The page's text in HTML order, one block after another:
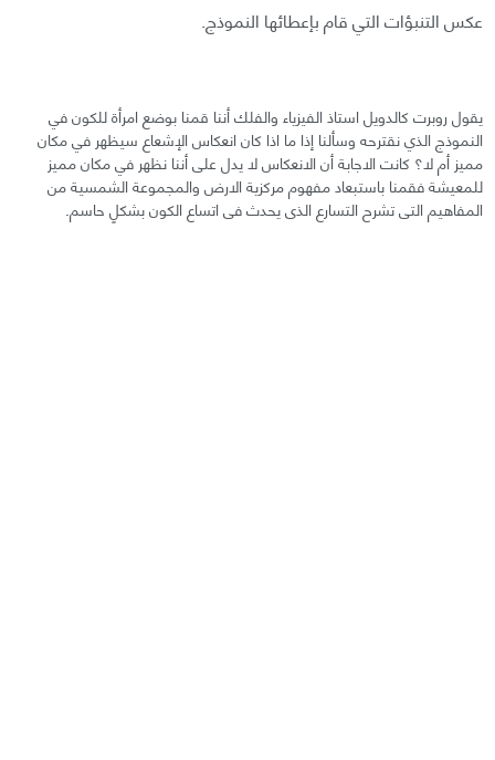
عكس التنبؤات التي قام بإعطائها النموذج.
يقول روبرت كالدويل استاذ الفيزياء والفلك أننا قمنا بوضع امرأة للكون في
النموذج الذي نقترحه وسألنا إذا ما اذا كان انعكاس الإشعاع سيظهر في مكان
مميز أم لا؟ كانت الاجابة أن الانعكاس لا يدل على أننا نظهر في مكان مميز
للمعيشة فقمنا باستبعاد مفهوم مركزية الارض والمجموعة الشمسية من
المفاهيم التى تشرح التسارع الذى يحدث فى اتساع الكون بشكلٍ حاسم.